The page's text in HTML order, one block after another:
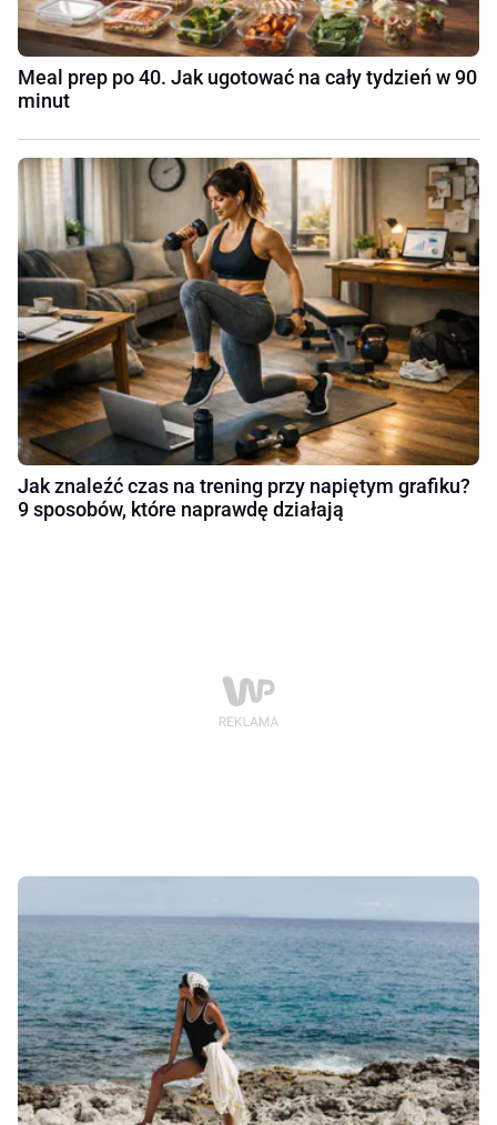
Meal prep po 40. Jak ugotować na cały tydzień w 90
minut
Jak znaleźć czas na trening przy napiętym grafiku?
9 sposobów, które naprawdę działają